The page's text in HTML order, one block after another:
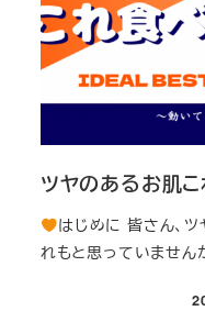
ツヤのあるお肌こ
はじめに 皆さん、
れもと思っていませ